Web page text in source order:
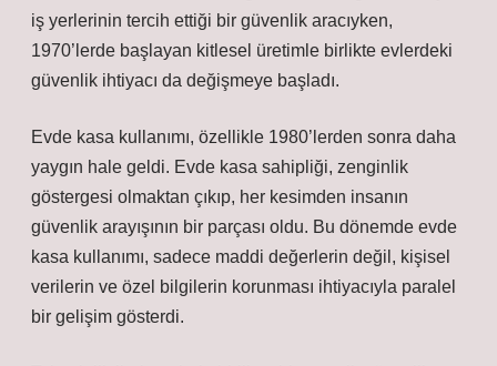
iş yerlerinin tercih ettiği bir güvenlik aracıyken,
1970’lerde başlayan kitlesel üretimle birlikte evlerdeki
güvenlik ihtiyacı da değişmeye başladı.
Evde kasa kullanımı, özellikle 1980’lerden sonra daha
yaygın hale geldi. Evde kasa sahipliği, zenginlik
göstergesi olmaktan çıkıp, her kesimden insanın
güvenlik arayışının bir parçası oldu. Bu dönemde evde
kasa kullanımı, sadece maddi değerlerin değil, kişisel
verilerin ve özel bilgilerin korunması ihtiyacıyla paralel
bir gelişim gösterdi.